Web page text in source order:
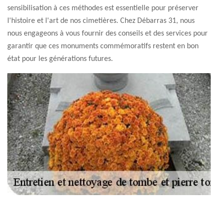
sensibilisation à ces méthodes est essentielle pour préserver
l'histoire et l'art de nos cimetières. Chez Débarras 31, nous
nous engageons à vous fournir des conseils et des services pour
garantir que ces monuments commémoratifs restent en bon
état pour les générations futures.